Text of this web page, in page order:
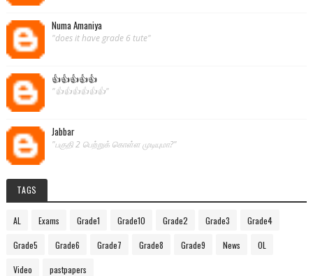
Numa Amaniya
"does it have grade 6 tute"
👍👍👍👍👍
"👍👍👍👍👍👍"
Jabbar
"பகுதி 2 பெற்றுக் கொள்ள முடியுமா?"
TAGS
AL Exams Grade1 Grade10 Grade2 Grade3 Grade4
Grade5 Grade6 Grade7 Grade8 Grade9 News OL
Video pastpapers